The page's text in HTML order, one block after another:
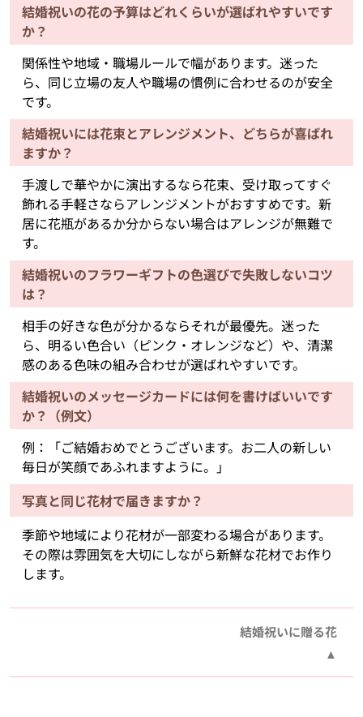
結婚祝いの花の予算はどれくらいが選ばれやすいです
か？
関係性や地域・職場ルールで幅があります。迷った
ら、同じ立場の友人や職場の慣例に合わせるのが安全
です。
結婚祝いには花束とアレンジメント、どちらが喜ばれ
ますか？
手渡しで華やかに演出するなら花束、受け取ってすぐ
飾れる手軽さならアレンジメントがおすすめです。新
居に花瓶があるか分からない場合はアレンジが無難で
す。
結婚祝いのフラワーギフトの色選びで失敗しないコツ
は？
相手の好きな色が分かるならそれが最優先。迷った
ら、明るい色合い（ピンク・オレンジなど）や、清潔
感のある色味の組み合わせが選ばれやすいです。
結婚祝いのメッセージカードには何を書けばいいです
か？（例文）
例：「ご結婚おめでとうございます。お二人の新しい
毎日が笑顔であふれますように。」
写真と同じ花材で届きますか？
季節や地域により花材が一部変わる場合があります。
その際は雰囲気を大切にしながら新鮮な花材でお作り
します。
結婚祝いに贈る花